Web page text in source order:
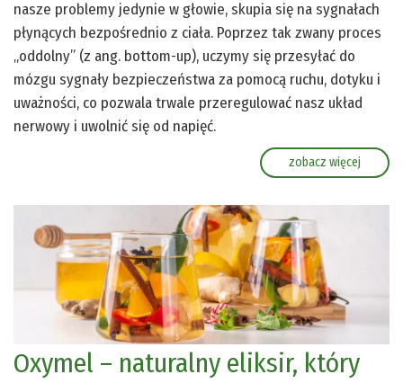
nasze problemy jedynie w głowie, skupia się na sygnałach
płynących bezpośrednio z ciała. Poprzez tak zwany proces
„oddolny” (z ang. bottom-up), uczymy się przesyłać do
mózgu sygnały bezpieczeństwa za pomocą ruchu, dotyku i
uważności, co pozwala trwale przeregulować nasz układ
nerwowy i uwolnić się od napięć.
zobacz więcej
Oxymel – naturalny eliksir, który